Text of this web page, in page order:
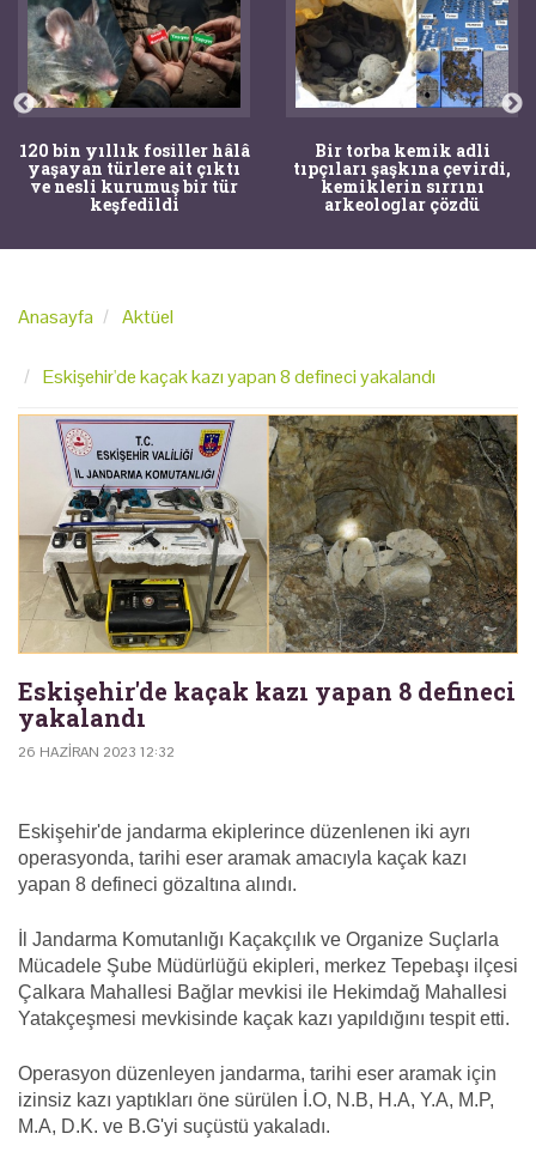
120 bin yıllık fosiller hâlâ
yaşayan türlere ait çıktı
ve nesli kurumuş bir tür
keşfedildi
Bir torba kemik adli
tıpçıları şaşkına çevirdi,
kemiklerin sırrını
arkeologlar çözdü
Anasayfa Aktüel
Eskişehir'de kaçak kazı yapan 8 defineci yakalandı
Eskişehir'de kaçak kazı yapan 8 defineci
yakalandı
26 HAZIRAN 2023 12:32
Eskişehir'de jandarma ekiplerince düzenlenen iki ayrı
operasyonda, tarihi eser aramak amacıyla kaçak kazı
yapan 8 defineci gözaltına alındı.
İl Jandarma Komutanlığı Kaçakçılık ve Organize Suçlarla
Mücadele Şube Müdürlüğü ekipleri, merkez Tepebaşı ilçesi
Çalkara Mahallesi Bağlar mevkisi ile Hekimdağ Mahallesi
Yatakçeşmesi mevkisinde kaçak kazı yapıldığını tespit etti.
Operasyon düzenleyen jandarma, tarihi eser aramak için
izinsiz kazı yaptıkları öne sürülen İ.O, N.B, H.A, Y.A, M.P,
M.A, D.K. ve B.G'yi suçüstü yakaladı.